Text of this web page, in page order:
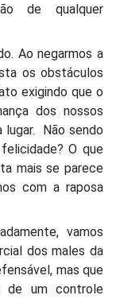
de qualquer
Ao negarmos a
os obstáculos
exigindo que o
dos nossos
Não sendo
O que
mais se parece
com a raposa
vamos
dos males da
mas que
de um controle